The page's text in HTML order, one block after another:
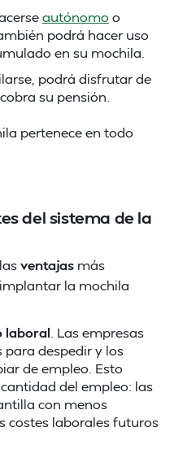
autónomo o
podrá hacer uso
en su mochila.
podrá disfrutar de
su pensión.
pertenece en todo
del sistema de la
ventajas más
la mochila
laboral . Las empresas
despedir y los
de empleo. Esto
del empleo: las
con menos
costes laborales futuros